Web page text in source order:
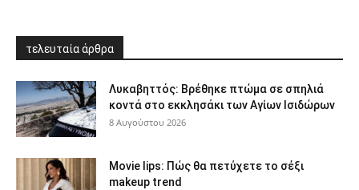
τελευταία άρθρα
Λυκαβηττός: Βρέθηκε πτώμα σε σπηλιά
κοντά στο εκκλησάκι των Αγίων Ισιδώρων
8 Αυγούστου 2026
Movie lips: Πώς θα πετύχετε το σέξι
makeup trend